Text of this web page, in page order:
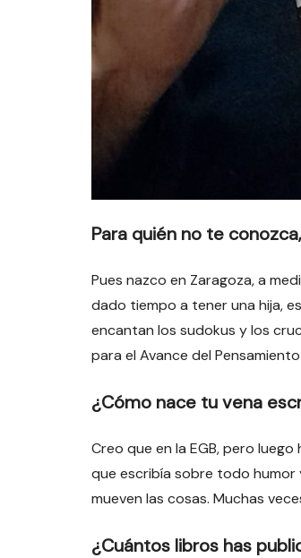
Para quién no te
Pues nazco en Zaragoza, a
dado tiempo a tener una hija,
encantan los sudokus y los
para el Avance del
¿Cómo nace tu vena
Creo que en la EGB, pero
que escribía sobre todo humor
mueven las cosas. Muchas
¿Cuántos libros has